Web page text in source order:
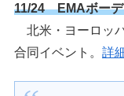
11/24 EMAボーデ
北米・ヨーロッ
合同イベント。詳